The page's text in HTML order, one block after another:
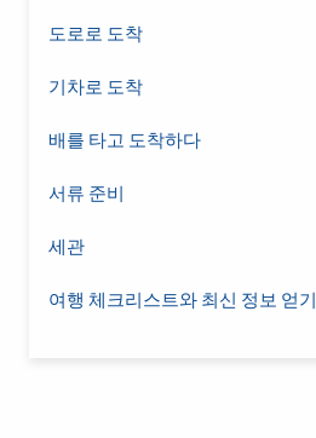
도로로 도착
기차로 도착
배를 타고 도착하다
서류 준비
세관
여행 체크리스트와 최신 정보 얻기